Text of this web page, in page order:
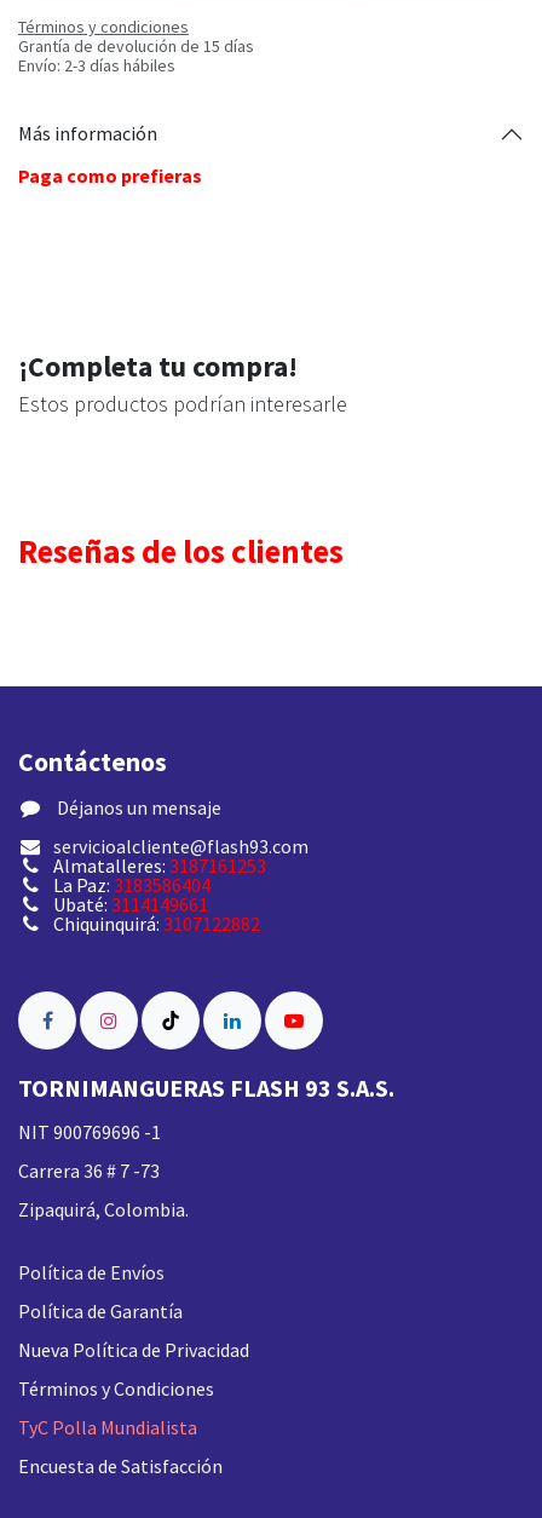
Términos y condiciones
Grantía de devolución de 15 días
Envío: 2-3 días hábiles
Más información
Paga como prefieras
¡Completa tu compra!
Estos productos podrían interesarle
Reseñas de los clientes
Contáctenos
​ Déjanos un mensaje
servicioalcliente@flash93.com
Almatalleres: 3187161253
La Paz: 3183586404
Ubaté: 3114149661
Chiquinquirá: 3107122882
TORNIMANGUERAS FLASH 93 S.A.S.
NIT 900769696 -1
Carrera 36 # 7 -73
Zipaquirá, Colombia.
Política de Envíos
Política de Garantía
Nueva Política de Privacidad
Términos y Condiciones
TyC Polla Mundialista
Encuesta de Satisfacción